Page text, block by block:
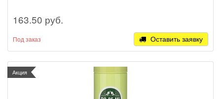
163.50 руб.
Под заказ Оставить заявку
Акция